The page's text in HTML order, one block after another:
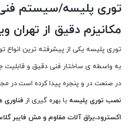
توری پلیسه/سیستم
مکانیزم دقیق از تهران
توری پلیسه یکی از پیشرفته ترین
به واسطه ی ساختار فنی دقیق و قابلیت
در صنعت در و پنجره پیدا کرده است.در
نصب توری پلیسه با بهره گیری از فناوری
اکسترود،یراق آلات مقاوم و مش فایبر